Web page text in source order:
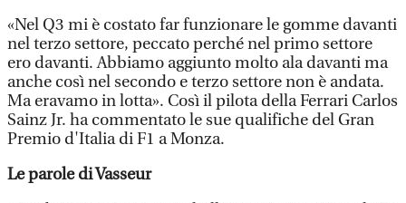
«Nel Q3 mi è costato far funzionare le gomme davanti
nel terzo settore, peccato perché nel primo settore
ero davanti. Abbiamo aggiunto molto ala davanti ma
anche così nel secondo e terzo settore non è andata.
Ma eravamo in lotta». Così il pilota della Ferrari Carlos
Sainz Jr. ha commentato le sue qualifiche del Gran
Premio d'Italia di F1 a Monza.
Le parole di Vasseur